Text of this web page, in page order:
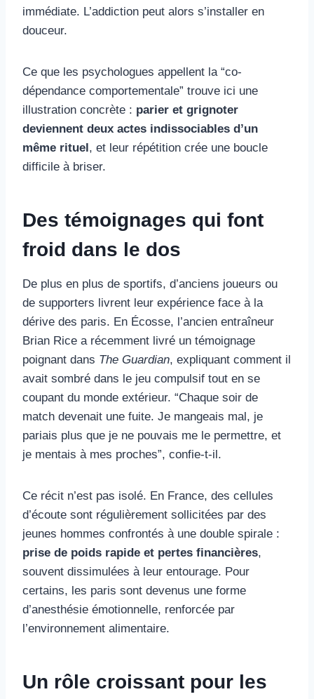
immédiate. L’addiction peut alors s’installer en
douceur.
Ce que les psychologues appellent la “co-
dépendance comportementale” trouve ici une
illustration concrète : parier et grignoter
deviennent deux actes indissociables d’un
même rituel, et leur répétition crée une boucle
difficile à briser.
Des témoignages qui font
froid dans le dos
De plus en plus de sportifs, d’anciens joueurs ou
de supporters livrent leur expérience face à la
dérive des paris. En Écosse, l’ancien entraîneur
Brian Rice a récemment livré un témoignage
poignant dans The Guardian, expliquant comment il
avait sombré dans le jeu compulsif tout en se
coupant du monde extérieur. “Chaque soir de
match devenait une fuite. Je mangeais mal, je
pariais plus que je ne pouvais me le permettre, et
je mentais à mes proches”, confie-t-il.
Ce récit n’est pas isolé. En France, des cellules
d’écoute sont régulièrement sollicitées par des
jeunes hommes confrontés à une double spirale :
prise de poids rapide et pertes financières,
souvent dissimulées à leur entourage. Pour
certains, les paris sont devenus une forme
d’anesthésie émotionnelle, renforcée par
l’environnement alimentaire.
Un rôle croissant pour les